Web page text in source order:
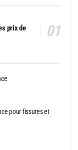
prix de
pour fissures et